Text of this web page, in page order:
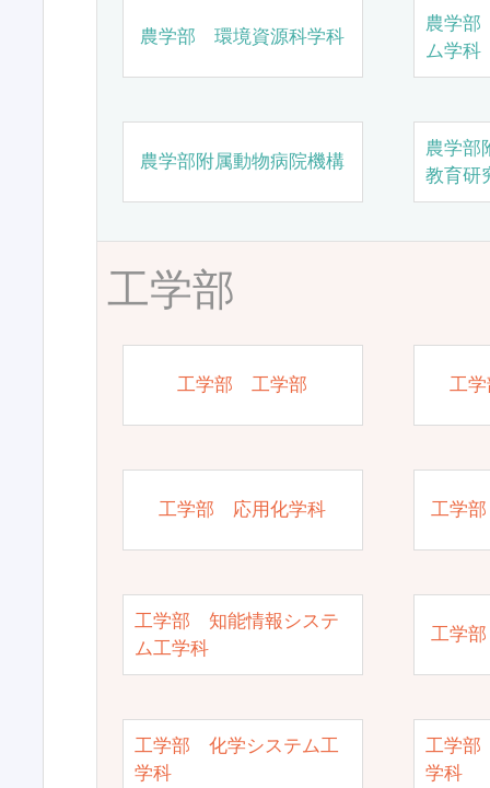
農学部 環境資源科学科
農学
ム学科
農学部附属動物病院機構
農学部
教育研
工学部
工学部 工学部 工
工学部 応用化学科 工学
工学部 知能情報システ
ム工学科
工学
工学部 化学システム工
学科
工学部
学科